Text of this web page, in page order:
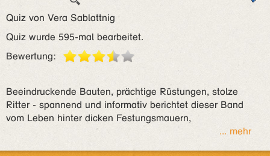
Quiz von Vera Sablattnig
Quiz wurde 595-mal bearbeitet.
Bewertung:
Beeindruckende Bauten, prächtige Rüstungen, stolze
Ritter - spannend und informativ berichtet dieser Band
vom Leben hinter dicken Festungsmauern,
... mehr